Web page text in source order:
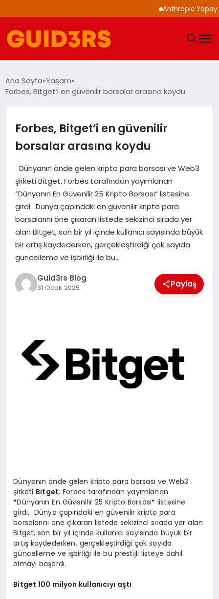
Anthropic Yapay
YAŞAM
TEKNOLOJI
SPOR
SAĞLIK
EKONOMI
MAGAZIN
EĞITIM
Ana Sayfa Yaşam
Forbes, Bitget’i en güvenilir borsalar arasına koydu
Forbes, Bitget’i en güvenilir
borsalar arasına koydu
Dünyanın önde gelen kripto para borsası ve Web3
şirketi Bitget, Forbes tarafından yayımlanan
“Dünyanın En Güvenilir 25 Kripto Borsası“ listesine
girdi. Dünya çapındaki en güvenilir kripto para
borsalarını öne çıkaran listede sekizinci sırada yer
alan Bitget, son bir yıl içinde kullanıcı sayısında büyük
bir artış kaydederken, gerçekleştirdiği çok sayıda
güncelleme ve işbirliği ile bu…
Guid3rs Blog
31 Ocak 2025 Paylaş
Dünyanın önde gelen kripto para borsası ve Web3
şirketi Bitget, Forbes tarafından yayımlanan
“Dünyanın En Güvenilir 25 Kripto Borsası“ listesine
girdi. Dünya çapındaki en güvenilir kripto para
borsalarını öne çıkaran listede sekizinci sırada yer alan
Bitget, son bir yıl içinde kullanıcı sayısında büyük bir
artış kaydederken, gerçekleştirdiği çok sayıda
güncelleme ve işbirliği ile bu prestijli listeye dahil
olmayı başardı.
Bitget 100 milyon kullanıcıyı aştı